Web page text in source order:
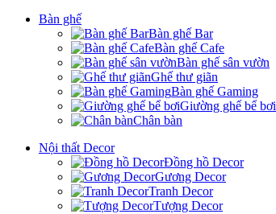
Bàn ghế
Bàn ghế Bar
Bàn ghế Cafe
Bàn ghế sân vườn
Ghế thư giãn
Bàn ghế Gaming
Giường ghế bể bơi
Chân bàn
Nội thất Decor
Đồng hồ Decor
Gương Decor
Tranh Decor
Tượng Decor